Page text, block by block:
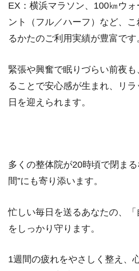
EX：横浜マラソン、100㎞ウ
ント（フル／ハーフ）など、
るかたのご利用実績が豊富です
緊張や興奮で眠りづらい前夜
ることで安心感が生まれ、リ
日を迎えられます。
多くの整体院が20時頃で閉ま
間”にも寄り添います。
忙しい毎日を送るあなたの、「
をしっかり守ります。
1週間の疲れをやさしく整え、